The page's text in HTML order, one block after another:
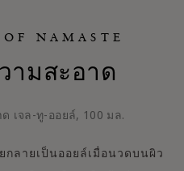
NAMASTE
ามสะอาด
เจล-ทู-ออยล์, 100 มล.
กลายเป็นออยล์เมื่อนวดบนผิว